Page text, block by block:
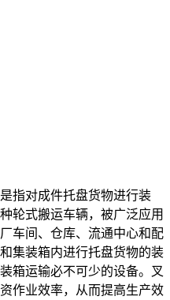
对成件托盘货物进行装
轮式搬运车辆，被广泛应用
车间、仓库、流通中心和配
集装箱内进行托盘货物的装
箱运输必不可少的设备。叉
作业效率，从而提高生产效